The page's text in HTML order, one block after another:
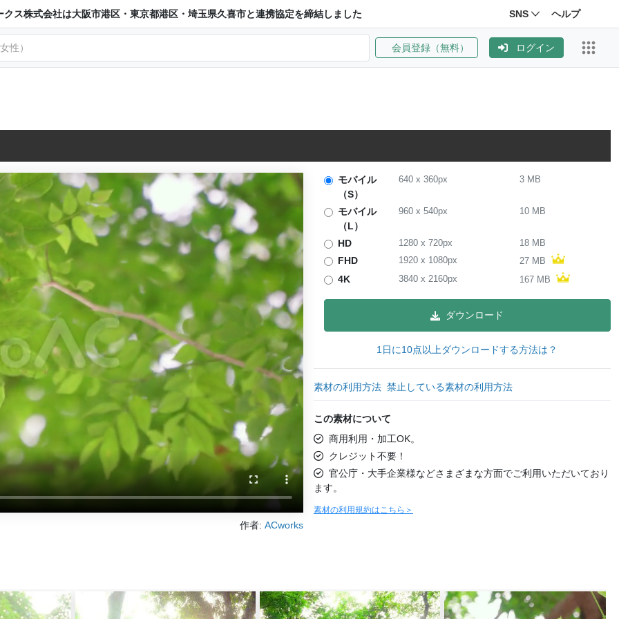
クス株式会社は大阪市港区・東京都港区・埼玉県久喜市と連携協定を締結しました SNS ヘルプ
会員登録（無料） ログイン
作者: ACworks
モバイル
（S）
640x 360px 3 MB
モバイル
（L）
960x 540px 10 MB
HD 1280x 720px 18 MB
FHD 1920x 1080px 27 MB
4K 3840x 2160px 167 MB
ダウンロード
1日に10点以上ダウンロードする方法は？
素材の利用方法 禁止している素材の利用方法
この素材について
商用利用・加工OK。
クレジット不要！
官公庁・大手企業様などさまざまな方面でご利用いただいており
ます。
素材の利用規約はこちら＞